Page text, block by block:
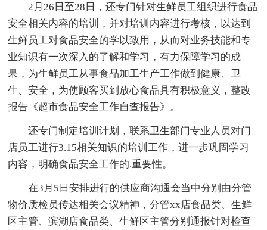
2月26日至28日，还专门针对生鲜员工组织进行食品
安全相关内容的培训，并对培训内容进行考核，以达到
生鲜员工对食品安全的学以致用，从而对业务技能和专
业知识有一次深入的了解和学习，有力保障学习的成
果，为生鲜员工从事食品加工生产工作做到健康、卫
生、安全，为使顾客买到放心食品具有积极意义，整改
报告《超市食品安全工作自查报告》。
还专门制定培训计划，联系卫生部门专业人员对门
店员工进行3.15相关知识的培训工作，进一步巩固学习
内容，明确食品安全工作的.重要性。
在3月5日安排进行的供应商沟通会当中分别由分管
物价质检员传达相关会议精神，分管xx店食品类、生鲜
区主管、滨湖店食品类、生鲜区主管分别通报针对检查